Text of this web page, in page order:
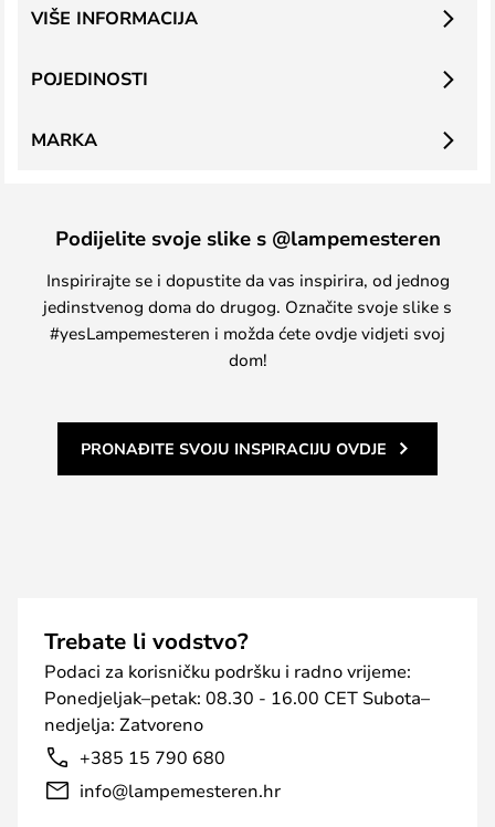
POJEDINOSTI
VIŠE INFORMACIJA
MARKA
Podijelite svoje slike s @lampemesteren
Inspirirajte se i dopustite da vas inspirira, od jednog
jedinstvenog doma do drugog. Označite svoje slike s
#yesLampemesteren i možda ćete ovdje vidjeti svoj
dom!
PRONAĐITE SVOJU INSPIRACIJU OVDJE
Trebate li vodstvo?
Podaci za korisničku podršku i radno vrijeme:
Ponedjeljak–petak: 08.30 - 16.00 CET Subota–
nedjelja: Zatvoreno
+385 15 790 680
info@lampemesteren.hr